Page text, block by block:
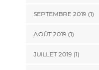
SEPTEMBRE 2019 (1)
AOÛT 2019 (1)
JUILLET 2019 (1)